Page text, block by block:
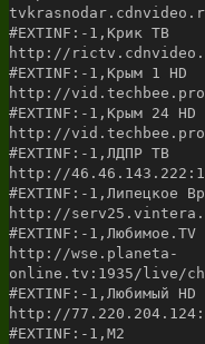
#EXTINF:-1,Крик ТВ
http://
#EXTINF:-1,Крым 1 HD
http://
#EXTINF:-1,Крым 24 HD
http://
#EXTINF:-1,ЛДПР ТВ
http://
#EXTINF:-1,Липецкое
http://
#EXTINF:-1,Любимое.TV
http://wse.planeta-
online.tv:1935/live/
#EXTINF:-1,Любимый HD
http://
#EXTINF:-1,М2